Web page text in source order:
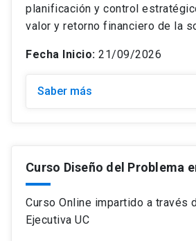
planificación y control
valor y retorno financiero de la
Fecha Inicio: 21/09/2026
Saber más
Curso Diseño del Problema
Curso Online impartido a través
Ejecutiva UC